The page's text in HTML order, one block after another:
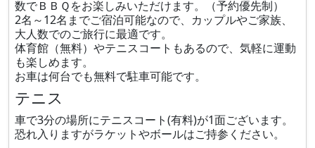
数でＢＢＱをお楽しみいただけます。（予約優先制）
2名～12名までご宿泊可能なので、カップルやご家族、
大人数でのご旅行に最適です。
体育館（無料）やテニスコートもあるので、気軽に運動
も楽しめます。
お車は何台でも無料で駐車可能です。
テニス
車で3分の場所にテニスコート(有料)が1面ございます。
恐れ入りますがラケットやボールはご持参ください。